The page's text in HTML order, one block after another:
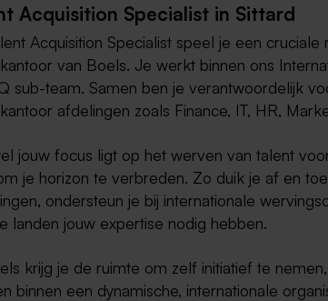
Acquisition Specialist in Sittard
Acquisition Specialist speel je een
van Boels. Je werkt binnen ons
sub-team. Samen ben je verantwoordelijk
afdelingen zoals Finance, IT, HR,
jouw focus ligt op het werven van talent
je horizon te verbreden. Zo duik je af en
ondersteun je bij internationale
landen jouw expertise nodig hebben.
krijg je de ruimte om zelf initiatief te
binnen een dynamische, internationale